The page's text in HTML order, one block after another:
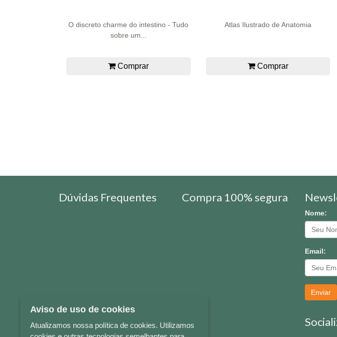
O discreto charme do intestino - Tudo
sobre um...
Comprar
Atlas Ilustrado de Anatomia
Comprar
Dúvidas Frequentes Compra 100% segura
Nome:
Email:
Enviar
Aviso de uso de cookies
Atualizamos nossa política de cookies. Utilizamos